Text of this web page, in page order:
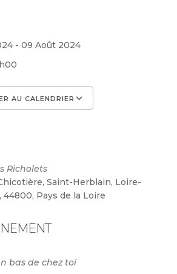
- 09 Août 2024
AU CALENDRIER
Richolets
Saint-Herblain, Loire-
Pays de la Loire
bas de chez toi